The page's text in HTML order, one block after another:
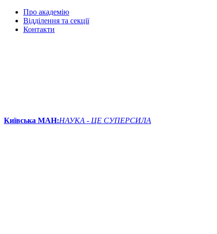
Про академію
Відділення та секції
Контакти
Київська МАН:НАУКА - ЦЕ СУПЕРСИЛА